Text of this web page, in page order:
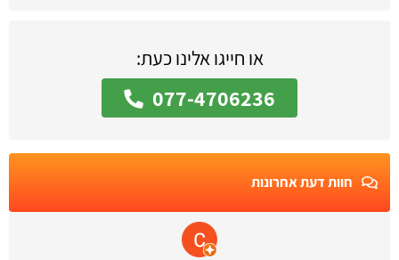
או חייגו אלינו כעת:
077-4706236
חוות דעת אחרונות